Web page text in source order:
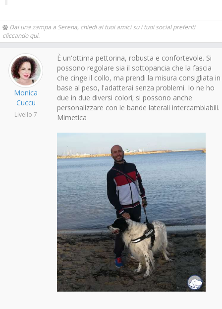
Dai una zampa a Serena, chiedi ai tuoi amici su i tuoi social preferiti
cliccando qui.
Monica
Cuccu
Livello 7
È un'ottima pettorina, robusta e confortevole. Si
possono regolare sia il sottopancia che la fascia
che cinge il collo, ma prendi la misura consigliata in
base al peso, l'adatterai senza problemi. Io ne ho
due in due diversi colori; si possono anche
personalizzare con le bande laterali intercambiabili.
Mimetica